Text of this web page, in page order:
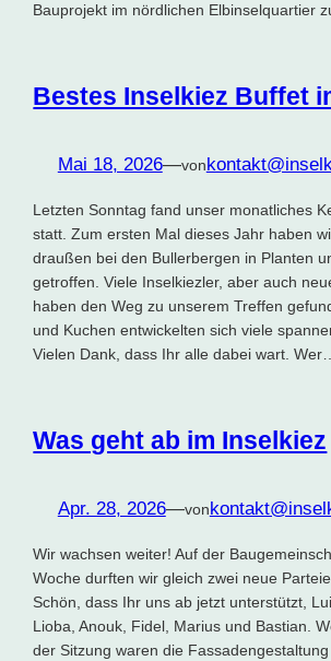
Bauprojekt im nördlichen Elbinselquartier
Bestes Inselkiez Buffet
Mai 18, 2026—von
Letzten Sonntag fand unser monatliches
statt. Zum ersten Mal dieses Jahr haben
draußen bei den Bullerbergen in Planten
getroffen. Viele Inselkiezler, aber auch
haben den Weg zu unserem Treffen
und Kuchen entwickelten sich viele
Vielen Dank, dass Ihr alle dabei wart. Wer…
Was geht ab im Inselkiez
Apr. 28, 2026—von
Wir wachsen weiter! Auf der
Woche durften wir gleich zwei neue
Schön, dass Ihr uns ab jetzt unterstützt,
Lioba, Anouk, Fidel, Marius und Bastian.
der Sitzung waren die